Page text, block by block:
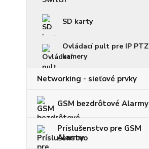
SD karty
Ovládací pult pre IP PTZ
kamery
Networking - sieťové prvky
GSM bezdrôtové Alarmy
Príslušenstvo pre GSM
Alarmy